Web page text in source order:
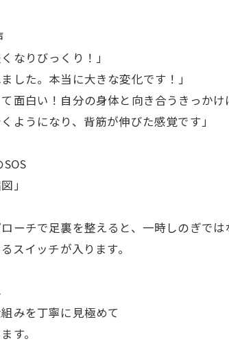
なりびっくり！」
した。本当に大きな変化です！」
面白い！自分の身体と向き合うきっかけ
ようになり、背筋が伸びた感覚です」
」
ーチで足裏を整えると、一時しのぎでは
スイッチが入ります。
みを丁寧に見極めて
す。